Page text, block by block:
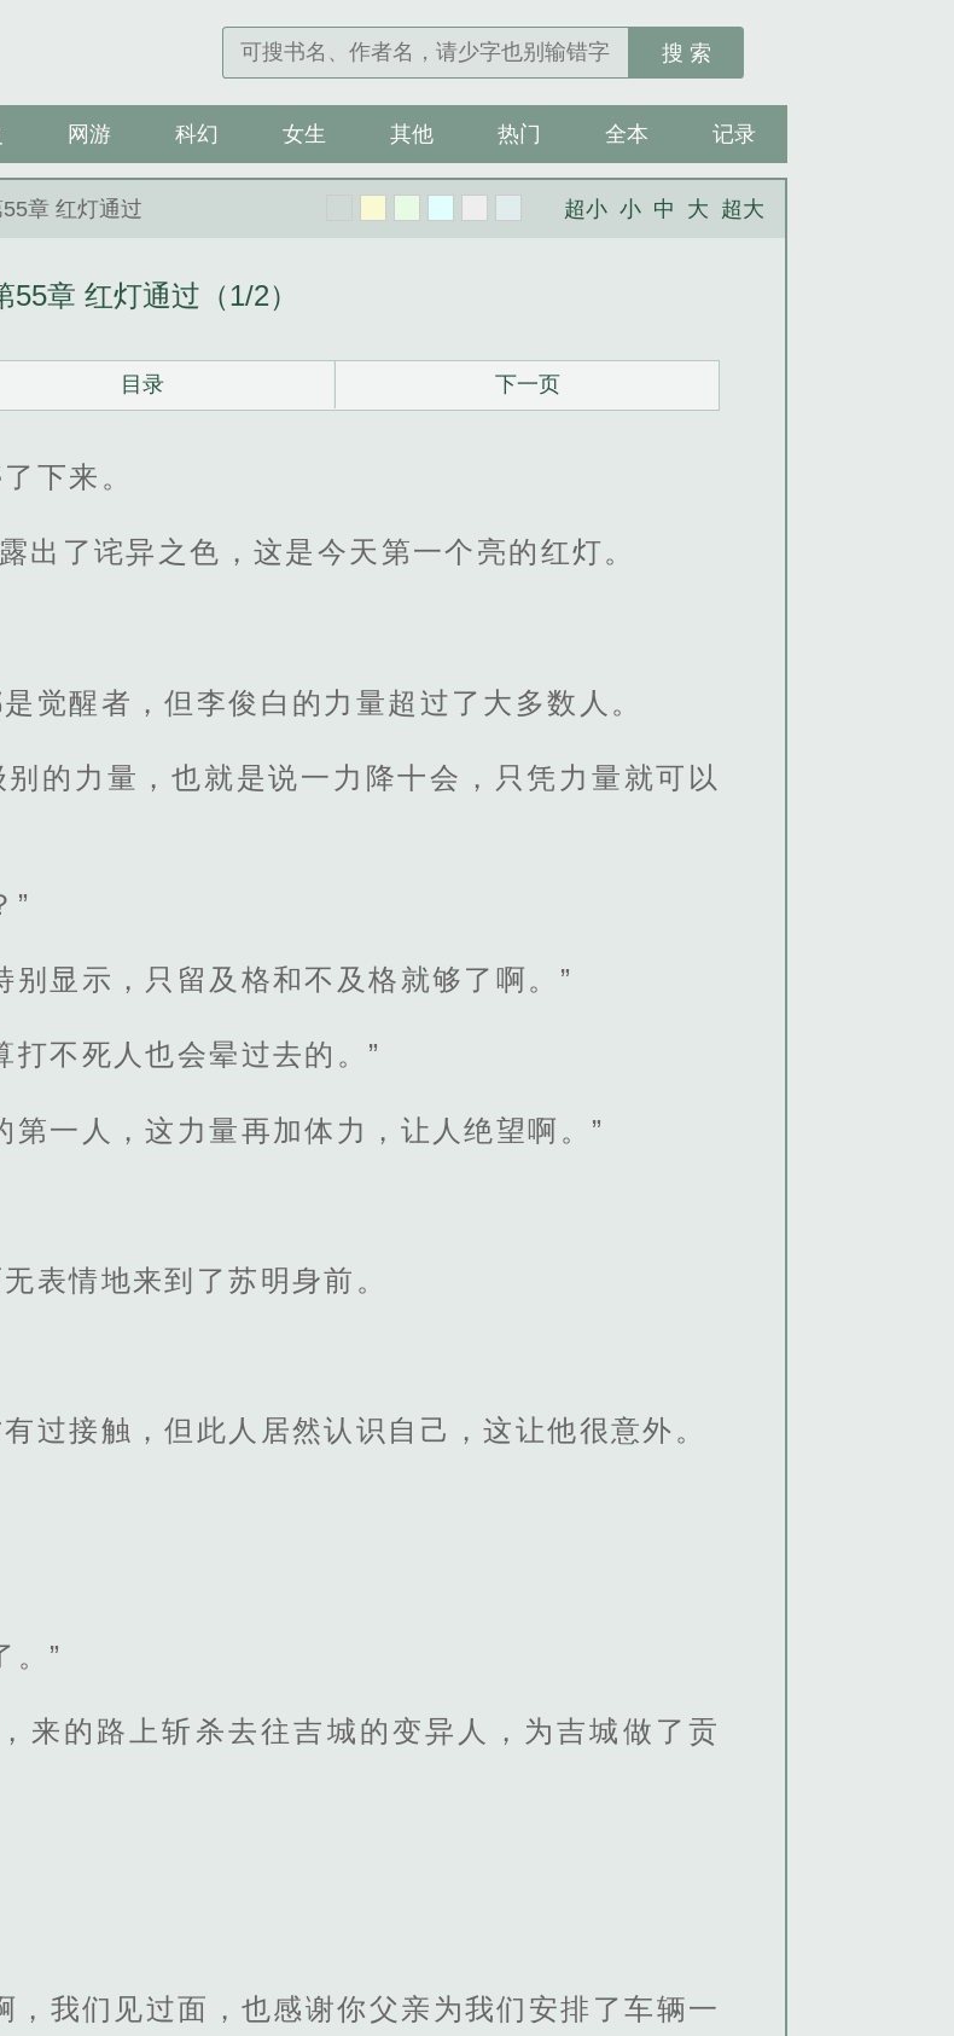
搜 索
网游 科幻 女生 其他 热门 全本 记录
章 红灯通过 超小 小 中 大 超大
55章 红灯通过（1/2）
目录 下一页
下来。
出了诧异之色，这是今天第一个亮的红灯。
觉醒者，但李俊白的力量超过了大多数人。
的力量，也就是说一力降十会，只凭力量就可以
”
别显示，只留及格和不及格就够了啊。”
打不死人也会晕过去的。”
第一人，这力量再加体力，让人绝望啊。”
表情地来到了苏明身前。
过接触，但此人居然认识自己，这让他很意外。
。”
来的路上斩杀去往吉城的变异人，为吉城做了贡
，我们见过面，也感谢你父亲为我们安排了车辆一